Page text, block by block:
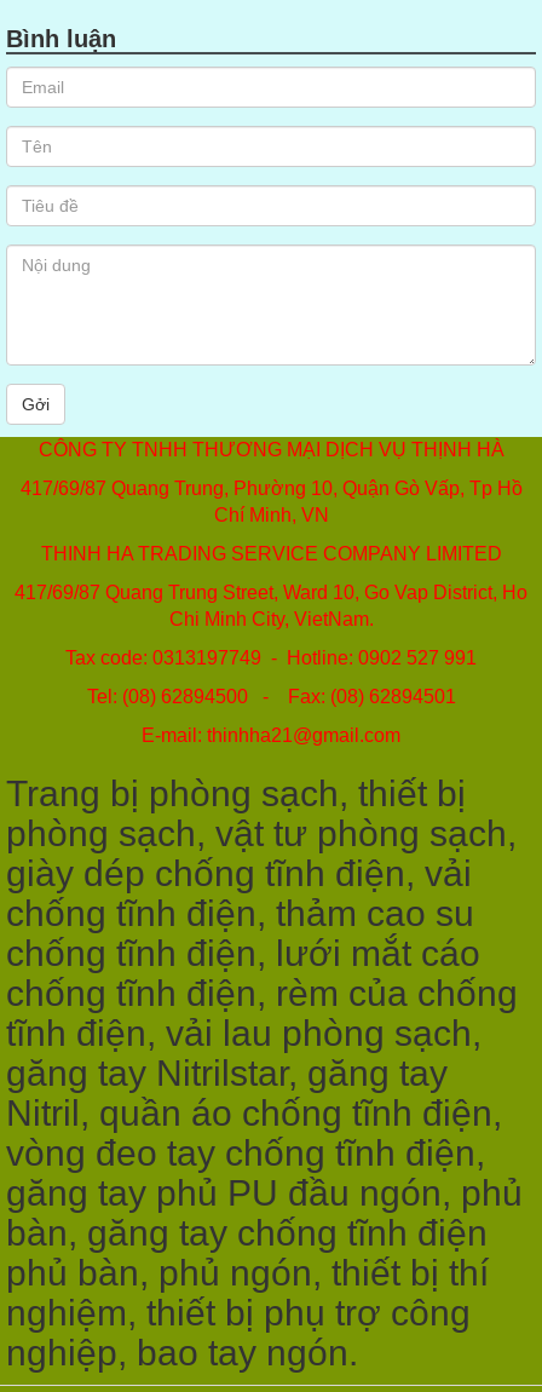
Bình luận
Gởi
CÔNG TY TNHH THƯƠNG MẠI DỊCH VỤ THỊNH HÀ
417/69/87 Quang Trung, Phường 10, Quận Gò Vấp, Tp Hồ
Chí Minh, VN
THINH HA TRADING SERVICE COMPANY LIMITED
417/69/87 Quang Trung Street, Ward 10, Go Vap District, Ho
Chi Minh City, VietNam.
Tax code: 0313197749 - Hotline: 0902 527 991
Tel: (08) 62894500 - Fax: (08) 62894501
E-mail: thinhha21@gmail.com
Trang bị phòng sạch, thiết bị
phòng sạch, vật tư phòng sạch,
giày dép chống tĩnh điện, vải
chống tĩnh điện, thảm cao su
chống tĩnh điện, lưới mắt cáo
chống tĩnh điện, rèm của chống
tĩnh điện, vải lau phòng sạch,
găng tay Nitrilstar, găng tay
Nitril, quần áo chống tĩnh điện,
vòng đeo tay chống tĩnh điện,
găng tay phủ PU đầu ngón, phủ
bàn, găng tay chống tĩnh điện
phủ bàn, phủ ngón, thiết bị thí
nghiệm, thiết bị phụ trợ công
nghiệp, bao tay ngón.